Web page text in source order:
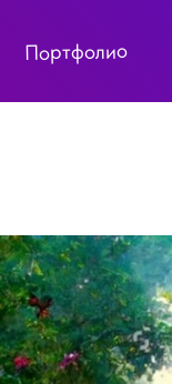
Портфолио